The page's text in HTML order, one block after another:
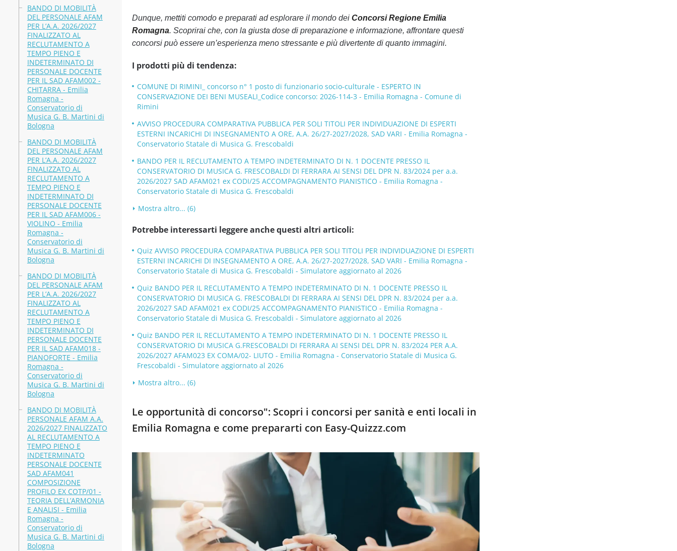
BANDO DI MOBILITÀ
DEL PERSONALE AFAM
PER L’A.A. 2026/2027
FINALIZZATO AL
RECLUTAMENTO A
TEMPO PIENO E
INDETERMINATO DI
PERSONALE DOCENTE
PER IL SAD AFAM002 -
CHITARRA - Emilia
Romagna -
Conservatorio di
Musica G. B. Martini di
Bologna
BANDO DI MOBILITÀ
DEL PERSONALE AFAM
PER L’A.A. 2026/2027
FINALIZZATO AL
RECLUTAMENTO A
TEMPO PIENO E
INDETERMINATO DI
PERSONALE DOCENTE
PER IL SAD AFAM006 -
VIOLINO - Emilia
Romagna -
Conservatorio di
Musica G. B. Martini di
Bologna
BANDO DI MOBILITÀ
DEL PERSONALE AFAM
PER L’A.A. 2026/2027
FINALIZZATO AL
RECLUTAMENTO A
TEMPO PIENO E
INDETERMINATO DI
PERSONALE DOCENTE
PER IL SAD AFAM018 -
PIANOFORTE - Emilia
Romagna -
Conservatorio di
Musica G. B. Martini di
Bologna
BANDO DI MOBILITÀ
PERSONALE AFAM A.A.
2026/2027 FINALIZZATO
AL RECLUTAMENTO A
TEMPO PIENO E
INDETERMINATO
PERSONALE DOCENTE
SAD AFAM041
COMPOSIZIONE
PROFILO EX COTP/01 -
TEORIA DELL’ARMONIA
E ANALISI - Emilia
Romagna -
Conservatorio di
Musica G. B. Martini di
Bologna
Dunque, mettiti comodo e preparati ad esplorare il mondo dei Concorsi Regione Emilia
Romagna. Scoprirai che, con la giusta dose di preparazione e informazione, affrontare questi
concorsi può essere un’esperienza meno stressante e più divertente di quanto immagini.
I prodotti più di tendenza:
COMUNE DI RIMINI_ concorso n° 1 posto di funzionario socio-culturale - ESPERTO IN
CONSERVAZIONE DEI BENI MUSEALI_Codice concorso: 2026-114-3 - Emilia Romagna - Comune di
Rimini
AVVISO PROCEDURA COMPARATIVA PUBBLICA PER SOLI TITOLI PER INDIVIDUAZIONE DI ESPERTI
ESTERNI INCARICHI DI INSEGNAMENTO A ORE, A.A. 26/27-2027/2028, SAD VARI - Emilia Romagna -
Conservatorio Statale di Musica G. Frescobaldi
BANDO PER IL RECLUTAMENTO A TEMPO INDETERMINATO DI N. 1 DOCENTE PRESSO IL
CONSERVATORIO DI MUSICA G. FRESCOBALDI DI FERRARA AI SENSI DEL DPR N. 83/2024 per a.a.
2026/2027 SAD AFAM021 ex CODI/25 ACCOMPAGNAMENTO PIANISTICO - Emilia Romagna -
Conservatorio Statale di Musica G. Frescobaldi
Mostra altro... (6)
Potrebbe interessarti leggere anche questi altri articoli:
Quiz AVVISO PROCEDURA COMPARATIVA PUBBLICA PER SOLI TITOLI PER INDIVIDUAZIONE DI ESPERTI
ESTERNI INCARICHI DI INSEGNAMENTO A ORE, A.A. 26/27-2027/2028, SAD VARI - Emilia Romagna -
Conservatorio Statale di Musica G. Frescobaldi - Simulatore aggiornato al 2026
Quiz BANDO PER IL RECLUTAMENTO A TEMPO INDETERMINATO DI N. 1 DOCENTE PRESSO IL
CONSERVATORIO DI MUSICA G. FRESCOBALDI DI FERRARA AI SENSI DEL DPR N. 83/2024 per a.a.
2026/2027 SAD AFAM021 ex CODI/25 ACCOMPAGNAMENTO PIANISTICO - Emilia Romagna -
Conservatorio Statale di Musica G. Frescobaldi - Simulatore aggiornato al 2026
Quiz BANDO PER IL RECLUTAMENTO A TEMPO INDETERMINATO DI N. 1 DOCENTE PRESSO IL
CONSERVATORIO DI MUSICA G.FRESCOBALDI DI FERRARA AI SENSI DEL DPR N. 83/2024 PER A.A.
2026/2027 AFAM023 EX COMA/02- LIUTO - Emilia Romagna - Conservatorio Statale di Musica G.
Frescobaldi - Simulatore aggiornato al 2026
Mostra altro... (6)
Le opportunità di concorso": Scopri i concorsi per sanità e enti locali in
Emilia Romagna e come prepararti con Easy-Quizzz.com